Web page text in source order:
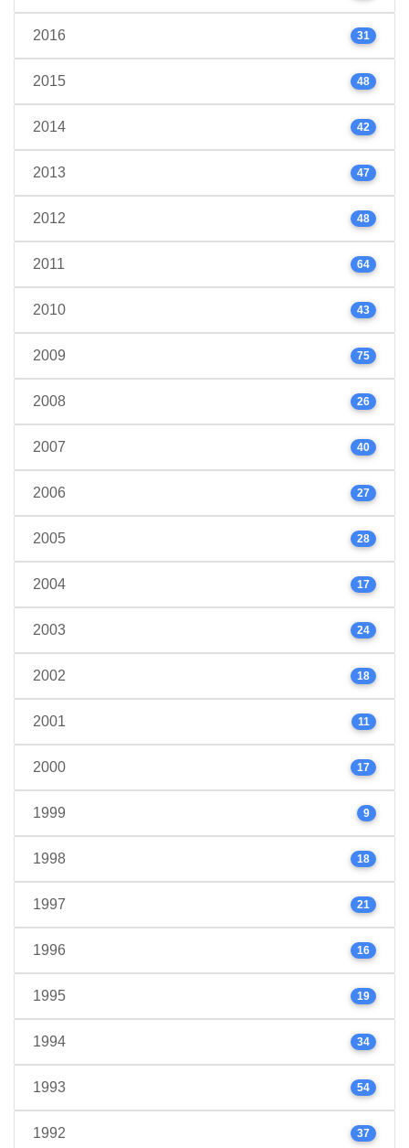
2016 31
2015 48
2014 42
2013 47
2012 48
2011 64
2010 43
2009 75
2008 26
2007 40
2006 27
2005 28
2004 17
2003 24
2002 18
2001 11
2000 17
1999 9
1998 18
1997 21
1996 16
1995 19
1994 34
1993 54
1992 37